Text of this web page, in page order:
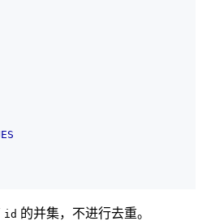
id 的并集，不进行去重。